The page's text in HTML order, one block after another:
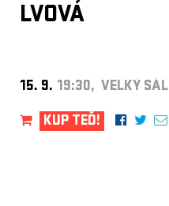
LVOVÁ
15. 9. 19:30, VELKÝ SÁL
KUP TEĎ!